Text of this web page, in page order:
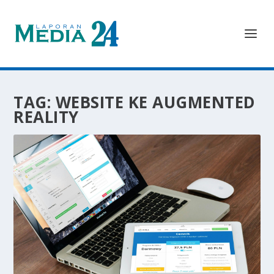
TAG: WEBSITE KE AUGMENTED
REALITY